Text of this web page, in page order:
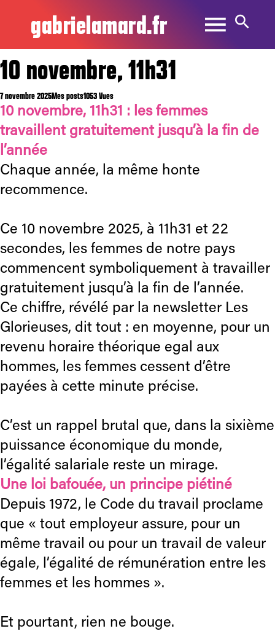
gabrielamard.fr
10 novembre, 11h31
7 novembre 2025Mes posts1053 Vues
10 novembre, 11h31 : les femmes
travaillent gratuitement jusqu’à la fin de
l’année
Chaque année, la même honte
recommence.
Ce 10 novembre 2025, à 11h31 et 22
secondes, les femmes de notre pays
commencent symboliquement à travailler
gratuitement jusqu’à la fin de l’année.
Ce chiffre, révélé par la newsletter Les
Glorieuses, dit tout : en moyenne, pour un
revenu horaire théorique egal aux
hommes, les femmes cessent d’être
payées à cette minute précise.
C’est un rappel brutal que, dans la sixième
puissance économique du monde,
l’égalité salariale reste un mirage.
Une loi bafouée, un principe piétiné
Depuis 1972, le Code du travail proclame
que « tout employeur assure, pour un
même travail ou pour un travail de valeur
égale, l’égalité de rémunération entre les
femmes et les hommes ».
Et pourtant, rien ne bouge.